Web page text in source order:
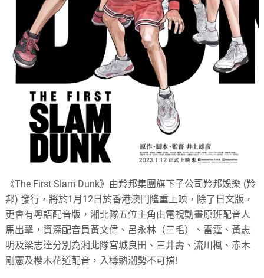
《The First Slam Dunk》由羚邦集團旗下子公司羚邦娛樂 (羚
邦) 發行，將於1月12日於香港澳門隆重上映，除了日文版，
更會有粵語配音版，湘北隊五位主角由電視動畫原班配音人
馬出撃，資深配音員黃文偉、呂永林（三毛）、雷霆、黃志
明及梁志達分別為湘北隊宮城良田、三井壽、流川楓、赤木
剛憲及櫻木花道配音，入樽熱潮勢不可擋!